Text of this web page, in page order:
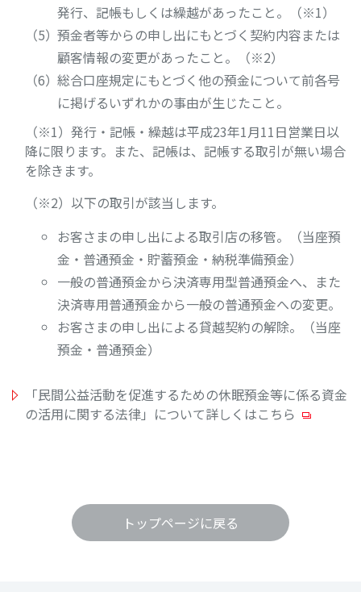
発行、記帳もしくは繰越があったこと。（※1）
預金者等からの申し出にもとづく契約内容または
顧客情報の変更があったこと。（※2）
総合口座規定にもとづく他の預金について前各号
に掲げるいずれかの事由が生じたこと。
（※1）発行・記帳・繰越は平成23年1月11日営業日以
降に限ります。また、記帳は、記帳する取引が無い場合
を除きます。
（※2）以下の取引が該当します。
お客さまの申し出による取引店の移管。（当座預
金・普通預金・貯蓄預金・納税準備預金）
一般の普通預金から決済専用型普通預金へ、また
決済専用普通預金から一般の普通預金への変更。
お客さまの申し出による貸越契約の解除。（当座
預金・普通預金）
「民間公益活動を促進するための休眠預金等に係る資金
の活用に関する法律」について詳しくはこちら
トップページに戻る